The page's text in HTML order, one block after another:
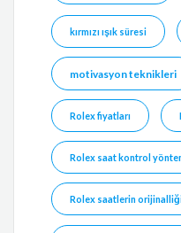
kırmızı ışık süresi
motivasyon teknikleri
Rolex fiyatları
Rolex saat kontrol
Rolex saatlerin